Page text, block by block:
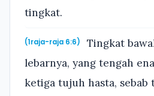
tingkat.
(1raja-raja 6:6)
Tingkat
lebarnya, yang tengah
ketiga tujuh hasta, sebab